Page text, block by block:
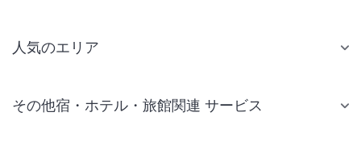
人気のエリア
仙台 ホテル
その他宿・ホテル・旅館関連 サービス